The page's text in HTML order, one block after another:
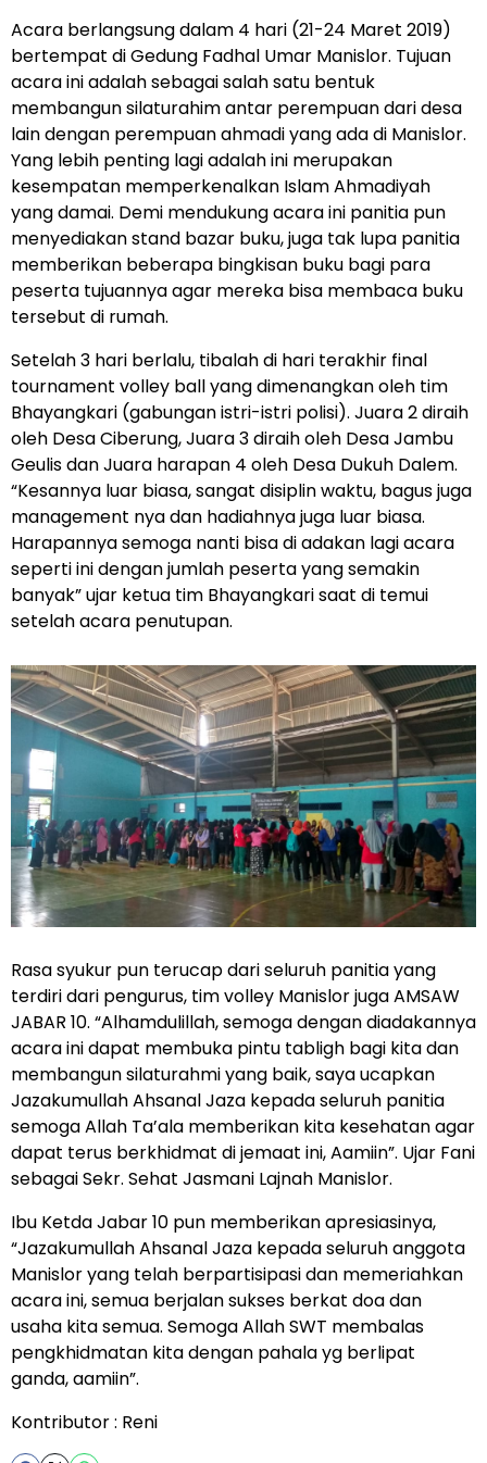
Acara berlangsung dalam 4 hari (21-24 Maret 2019)
bertempat di Gedung Fadhal Umar Manislor. Tujuan
acara ini adalah sebagai salah satu bentuk
membangun silaturahim antar perempuan dari desa
lain dengan perempuan ahmadi yang ada di Manislor.
Yang lebih penting lagi adalah ini merupakan
kesempatan memperkenalkan Islam Ahmadiyah
yang damai. Demi mendukung acara ini panitia pun
menyediakan stand bazar buku, juga tak lupa panitia
memberikan beberapa bingkisan buku bagi para
peserta tujuannya agar mereka bisa membaca buku
tersebut di rumah.
Setelah 3 hari berlalu, tibalah di hari terakhir final
tournament volley ball yang dimenangkan oleh tim
Bhayangkari (gabungan istri-istri polisi). Juara 2 diraih
oleh Desa Ciberung, Juara 3 diraih oleh Desa Jambu
Geulis dan Juara harapan 4 oleh Desa Dukuh Dalem.
“Kesannya luar biasa, sangat disiplin waktu, bagus juga
management nya dan hadiahnya juga luar biasa.
Harapannya semoga nanti bisa di adakan lagi acara
seperti ini dengan jumlah peserta yang semakin
banyak” ujar ketua tim Bhayangkari saat di temui
setelah acara penutupan.
Rasa syukur pun terucap dari seluruh panitia yang
terdiri dari pengurus, tim volley Manislor juga AMSAW
JABAR 10. “Alhamdulillah, semoga dengan diadakannya
acara ini dapat membuka pintu tabligh bagi kita dan
membangun silaturahmi yang baik, saya ucapkan
Jazakumullah Ahsanal Jaza kepada seluruh panitia
semoga Allah Ta’ala memberikan kita kesehatan agar
dapat terus berkhidmat di jemaat ini, Aamiin”. Ujar Fani
sebagai Sekr. Sehat Jasmani Lajnah Manislor.
Ibu Ketda Jabar 10 pun memberikan apresiasinya,
“Jazakumullah Ahsanal Jaza kepada seluruh anggota
Manislor yang telah berpartisipasi dan memeriahkan
acara ini, semua berjalan sukses berkat doa dan
usaha kita semua. Semoga Allah SWT membalas
pengkhidmatan kita dengan pahala yg berlipat
ganda, aamiin”.
Kontributor : Reni